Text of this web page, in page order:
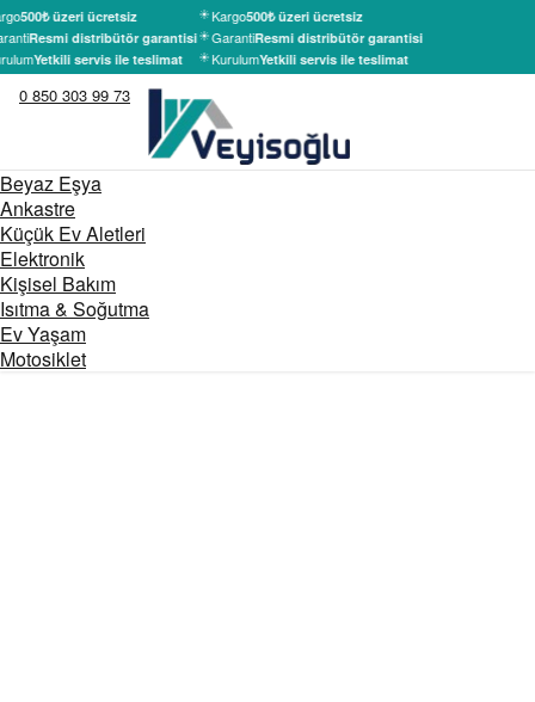
500₺ üzeri ücretsiz
Resmi distribütör garantisi
Yetkili servis ile teslimat
Kargo500₺ üzeri ücretsiz
GarantiResmi distribütör garantisi
KurulumYetkili servis ile teslimat
0 850 303 99 73
Beyaz Eşya
Ankastre
Küçük Ev Aletleri
Elektronik
Kişisel Bakım
Isıtma & Soğutma
Ev Yaşam
Motosiklet